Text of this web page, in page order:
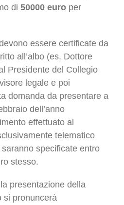
di 50000 euro per
essere certificate da
all’albo (es. Dottore
Presidente del Collegio
legale e poi
domanda da presentare a
dell’anno
effettuato al
telematico
specificate entro
stesso.
presentazione della
si pronuncerà